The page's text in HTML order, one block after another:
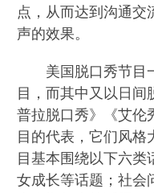
点，从而达到沟通交
声的效果。
美国脱口秀节目
目，而其中又以日间
普拉脱口秀》《艾伦
目的代表，它们风
目基本围绕以下六类
女成长等话题；社会